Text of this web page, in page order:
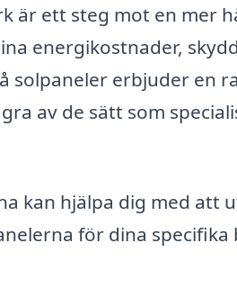
är ett steg mot en mer
energikostnader,
solpaneler erbjuder en
av de sätt som
kan hjälpa dig med att
för dina specifika